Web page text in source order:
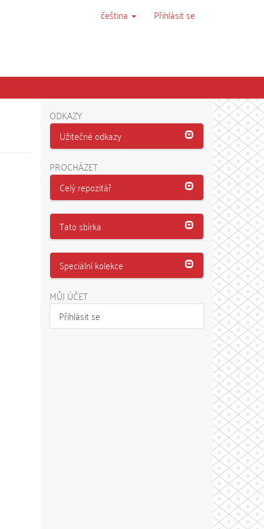
čeština Přihlásit se
ODKAZY
Užitečné odkazy
PROCHÁZET
Celý repozitář
Tato sbírka
Speciální kolekce
MŮJ ÚČET
Přihlásit se